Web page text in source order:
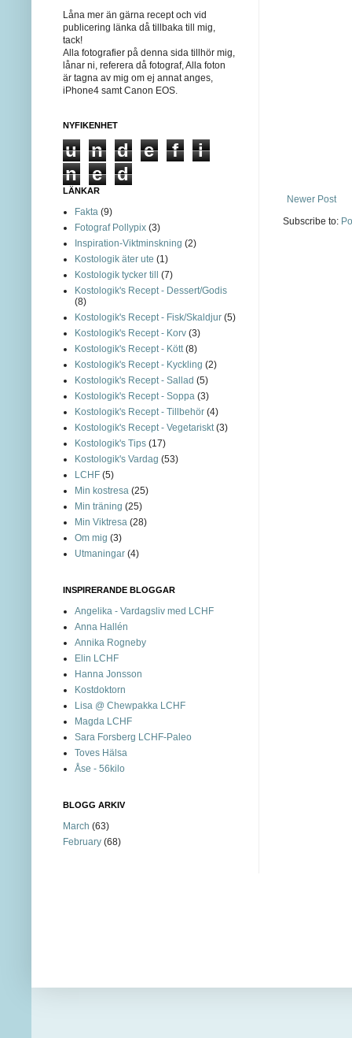
Newer Post
Subscribe to:
Låna mer än gärna recept och vid
publicering länka då tillbaka till mig,
tack!
Alla fotografier på denna sida tillhör mig,
lånar ni, referera då fotograf, Alla foton
är tagna av mig om ej annat anges,
iPhone4 samt Canon EOS.
NYFIKENHET
u n d e f
i
n
e d
LÄNKAR
Fakta (9)
Fotograf Pollypix (3)
Inspiration-Viktminskning (2)
Kostologik äter ute (1)
Kostologik tycker till (7)
Kostologik's Recept - Dessert/Godis
(8)
Kostologik's Recept - Fisk/Skaldjur (5)
Kostologik's Recept - Korv (3)
Kostologik's Recept - Kött (8)
Kostologik's Recept - Kyckling (2)
Kostologik's Recept - Sallad (5)
Kostologik's Recept - Soppa (3)
Kostologik's Recept - Tillbehör (4)
Kostologik's Recept - Vegetariskt (3)
Kostologik's Tips (17)
Kostologik's Vardag (53)
LCHF (5)
Min kostresa (25)
Min träning (25)
Min Viktresa (28)
Om mig (3)
Utmaningar (4)
INSPIRERANDE BLOGGAR
Angelika - Vardagsliv med LCHF
Anna Hallén
Annika Rogneby
Elin LCHF
Hanna Jonsson
Kostdoktorn
Lisa @ Chewpakka LCHF
Magda LCHF
Sara Forsberg LCHF-Paleo
Toves Hälsa
Åse - 56kilo
BLOGG ARKIV
March (63)
February (68)